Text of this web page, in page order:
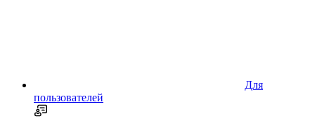
Для
пользователей